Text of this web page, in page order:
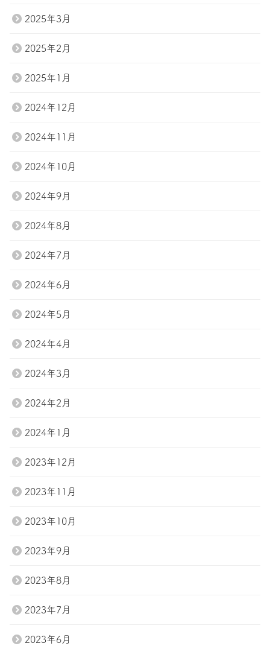
2025年3月
2025年2月
2025年1月
2024年12月
2024年11月
2024年10月
2024年9月
2024年8月
2024年7月
2024年6月
2024年5月
2024年4月
2024年3月
2024年2月
2024年1月
2023年12月
2023年11月
2023年10月
2023年9月
2023年8月
2023年7月
2023年6月